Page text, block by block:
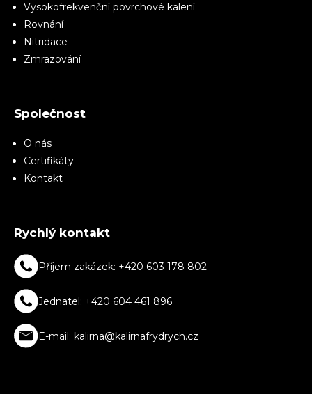
Vysokofrekvenční povrchové kalení
Rovnání
Nitridace
Zmrazování
Společnost
O nás
Certifikáty
Kontakt
Rychlý kontakt
Příjem zakázek: +420 603 178 802
Jednatel: +420 604 461 896
E-mail: kalirna@kalirnafrydrych.cz